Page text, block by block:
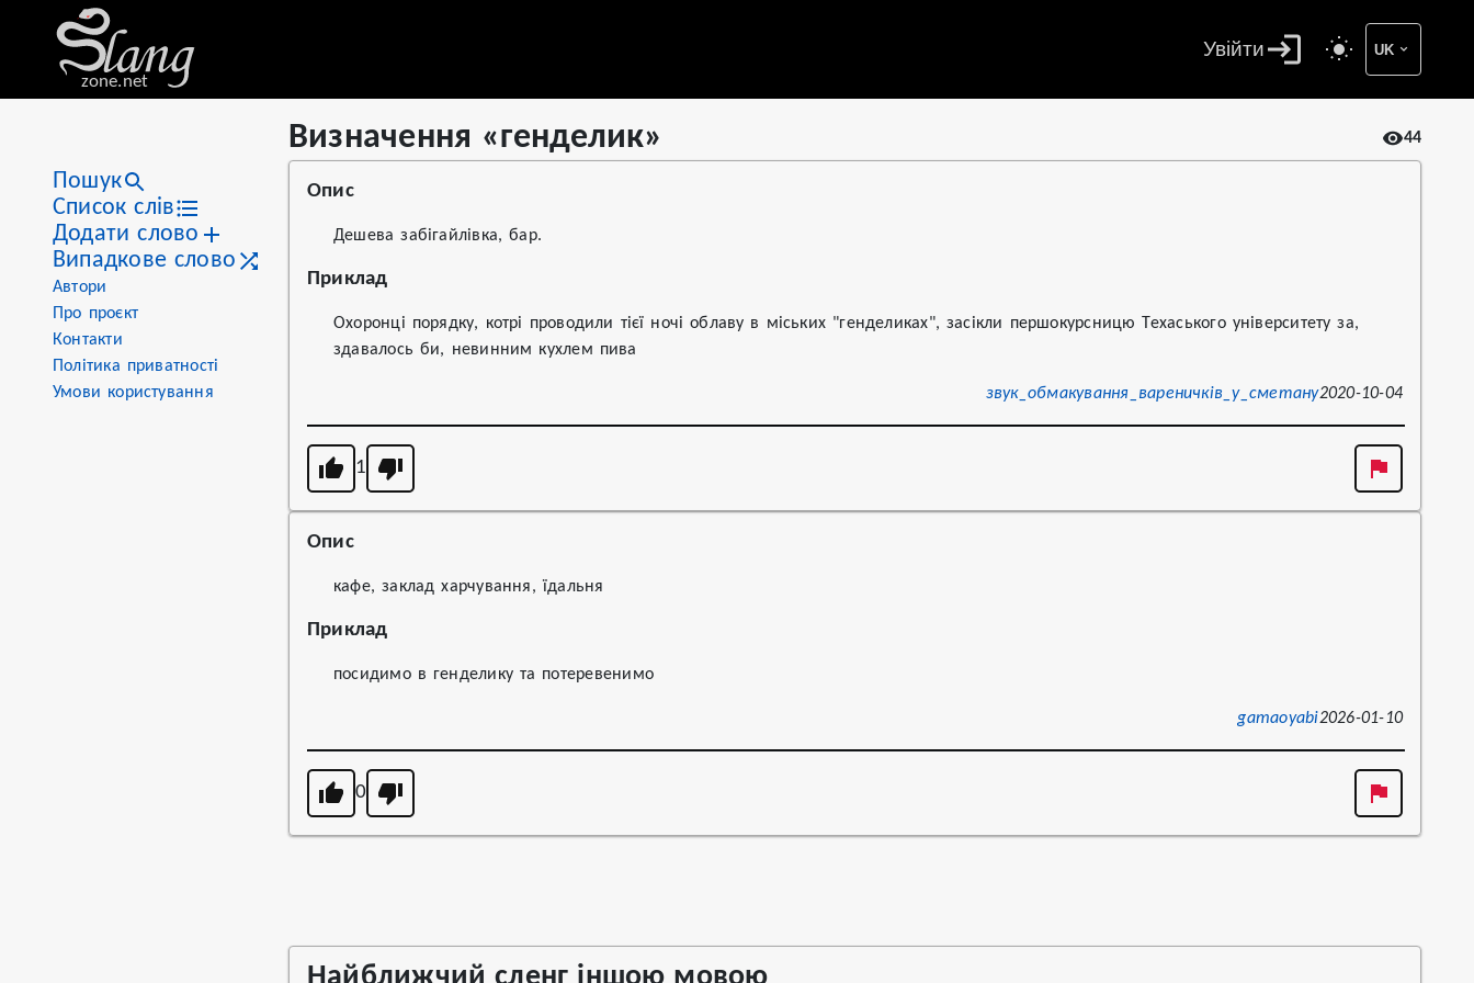
zone.net
Увійти UK
Пошук
Список слів
Додати слово
Випадкове слово
Автори
Про проєкт
Контакти
Політика приватності
Умови користування
Визначення «генделик»
44
Визначення «генделик»
Stat
Value
Views
44
Definitions
First seen
2020
Опис
Дешева забігайлівка, бар.
Приклад
Охоронці порядку, котрі проводили тієї ночі облаву в міських "генделиках", засікли першокурсницю Техаського університету за,
здавалось би, невинним кухлем пива
звук_обмакування_вареничків_у_сметану2020-10-04
1
Опис
кафе, заклад харчування, їдальня
Приклад
посидимо в генделику та потеревенимо
gamaoyabi2026-01-10
0